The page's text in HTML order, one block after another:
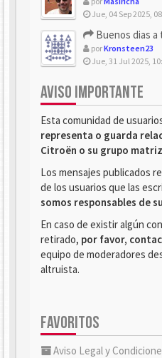
Jue, 04 Sep 2025,
Buenos dias a
porKronsteen23
Jue, 31 Jul 2025,
AVISO IMPORTANTE
Esta comunidad de
representa o guarda
Citroën o su grupo
Los mensajes publicados
de los usuarios que las
somos responsables de
En caso de existir algún
retirado, por favor,
equipo de moderadores
altruista.
FAVORITOS
Aviso Legal y